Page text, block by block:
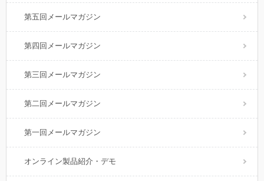
第五回メールマガジン
第四回メールマガジン
第三回メールマガジン
第二回メールマガジン
第一回メールマガジン
オンライン製品紹介・デモ